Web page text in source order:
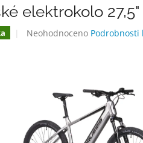
elektrokolo
Průměrné
hvězdiček.
Neohodnoceno Podrobnosti